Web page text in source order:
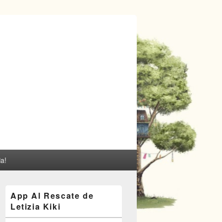
área
widget
App Al Rescate de
Letizia Kiki